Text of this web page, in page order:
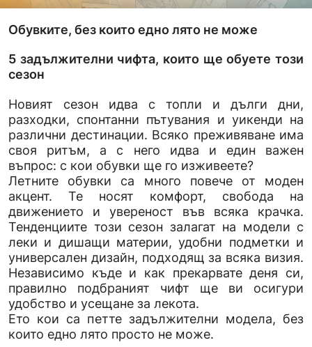
Обувките, без които едно лято не може
5 задължителни чифта, които ще обуете този
сезон
Новият сезон идва с топли и дълги дни,
разходки, спонтанни пътувания и уикенди на
различни дестинации. Всяко преживяване има
своя ритъм, а с него идва и един важен
въпрос: с кои обувки ще го изживеете?
Летните обувки са много повече от моден
акцент. Те носят комфорт, свобода на
движението и увереност във всяка крачка.
Тенденциите този сезон залагат на модели с
леки и дишащи материи, удобни подметки и
универсален дизайн, подходящ за всяка визия.
Независимо къде и как прекарвате деня си,
правилно подбраният чифт ще ви осигури
удобство и усещане за лекота.
Ето кои са петте задължителни модела, без
които едно лято просто не може.